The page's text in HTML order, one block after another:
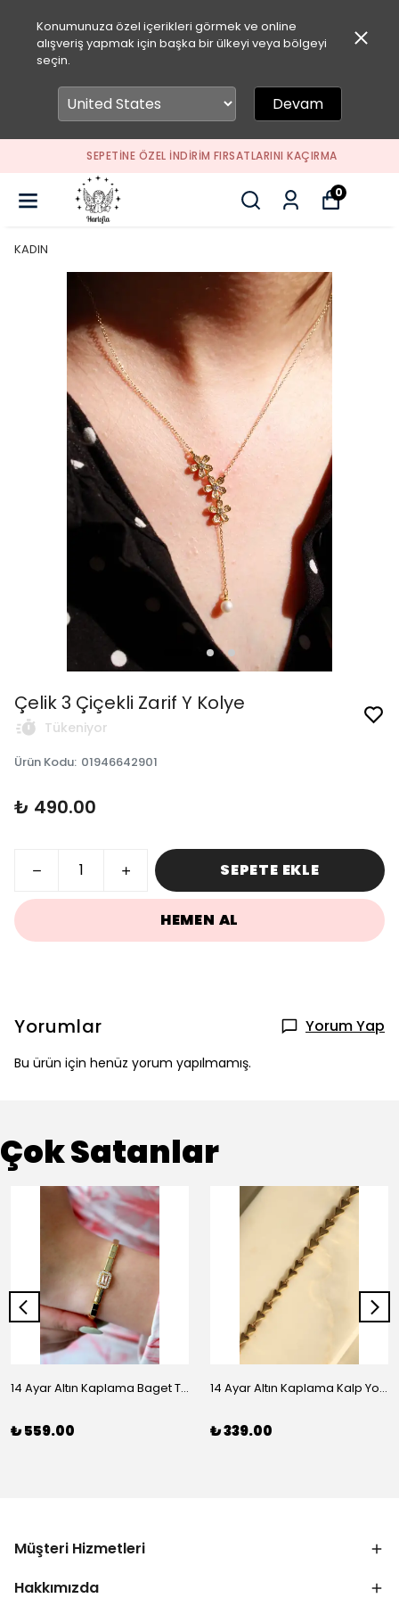
Konumunuza özel içerikleri görmek ve online
alışveriş yapmak için başka bir ülkeyi veya bölgeyi
seçin.
Devam
SEPETİNE ÖZEL İNDİRİM FIRSATLARINI KAÇIRMA
0
KADIN
Çelik 3 Çiçekli Zarif Y Kolye
Tükeniyor
Ürün Kodu: 01946642901
₺ 490.00
SEPETE EKLE
HEMEN AL
Yorumlar Yorum Yap
Bu ürün için henüz yorum yapılmamış.
Çok Satanlar
14 Ayar Altın Kaplama Baget Taşlı Vip Bileklik
₺ 559.00
14 Ayar Altın Kaplama Kalp Yolu Bileklik
₺ 339.00
Müşteri Hizmetleri
Hakkımızda